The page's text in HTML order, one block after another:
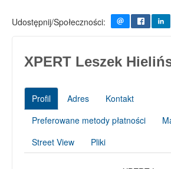
Udostępnij/Społeczności:
XPERT Leszek
Profil Adres
Kontakt
Preferowane metody płatności
Street View
Pliki